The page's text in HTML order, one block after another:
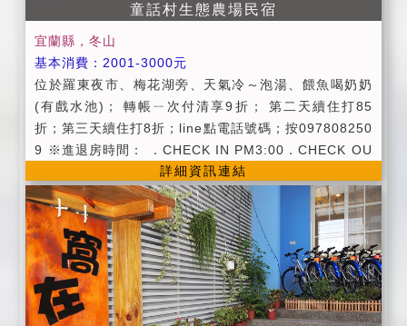
童話村生態農場民宿
宜蘭縣，冬山
基本消費：2001-3000元
位於羅東夜市、梅花湖旁、天氣冷～泡湯、餵魚喝奶奶
(有戲水池)； 轉帳ㄧ次付清享9折； 第二天續住打85
折；第三天續住打8折；line點電話號碼；按097808250
9 ※進退房時間： ．CHECK IN PM3:00．CHECK OU
T AM10:30 ．早餐用餐時間:假日8:00~9:00平日8:30~
9:30 注意事項： ※為維護住宿品質及其他客人
權益，請勿攜帶寵物，室內請勿吸煙，不便處請見諒。
※房間內禁止吸煙及炊煮食物，以免觸動消防設備。 ※
童話村備有舒適明亮的餐廳可使用，請勿攜帶油湯食物
進進入房間。 ※為了維護室內全面禁煙；溪邊、海邊玩
耍、請攜帶短褲、防曬油、活水SPA、請攜帶泳衣、泳
詳細資訊連結